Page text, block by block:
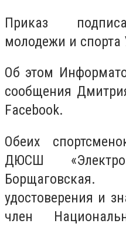
Приказ
молодежи и
Об этом
сообщения
Facebook.
Обеих
ДЮСШ
удостоверения и
член